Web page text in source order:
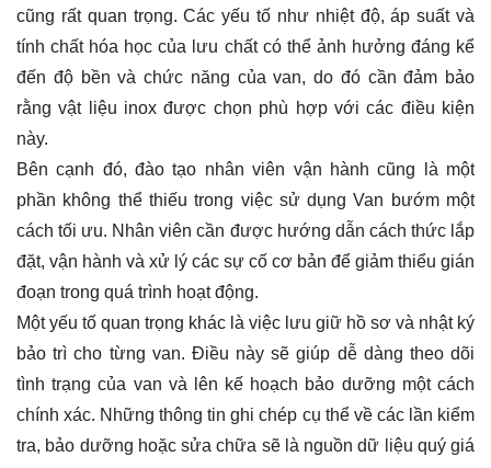
cũng rất quan trọng. Các yếu tố như nhiệt độ, áp suất và
tính chất hóa học của lưu chất có thể ảnh hưởng đáng kể
đến độ bền và chức năng của van, do đó cần đảm bảo
rằng vật liệu inox được chọn phù hợp với các điều kiện
này.
Bên cạnh đó, đào tạo nhân viên vận hành cũng là một
phần không thể thiếu trong việc sử dụng Van bướm một
cách tối ưu. Nhân viên cần được hướng dẫn cách thức lắp
đặt, vận hành và xử lý các sự cố cơ bản để giảm thiểu gián
đoạn trong quá trình hoạt động.
Một yếu tố quan trọng khác là việc lưu giữ hồ sơ và nhật ký
bảo trì cho từng van. Điều này sẽ giúp dễ dàng theo dõi
tình trạng của van và lên kế hoạch bảo dưỡng một cách
chính xác. Những thông tin ghi chép cụ thể về các lần kiểm
tra, bảo dưỡng hoặc sửa chữa sẽ là nguồn dữ liệu quý giá